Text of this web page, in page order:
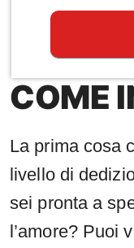
COME
La prima cosa
livello di
sei pronta a
l’amore? Puoi